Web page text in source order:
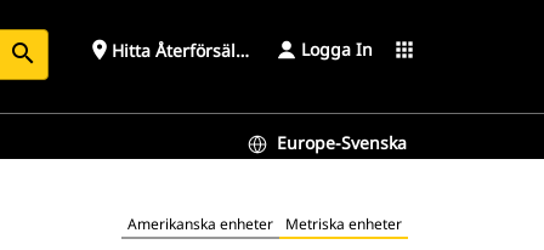
search place Hitta Återförsäljare Logga In apps
Europe-Svenska
Amerikanska enheter Metriska enheter